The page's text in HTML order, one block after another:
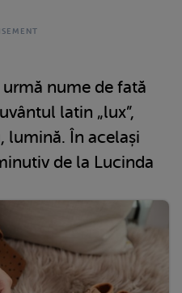
nume de fată
latin „lux”,
lumină. În același
de la Lucinda